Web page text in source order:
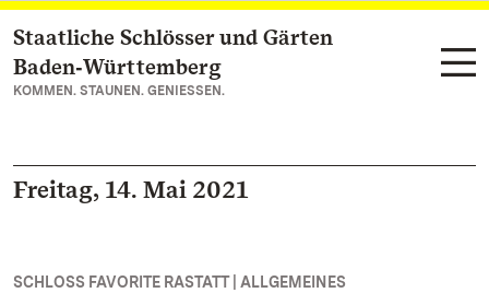
Zum Hauptinhalt springen
Staatliche Schlösser und Gärten
Baden‑Württemberg
KOMMEN. STAUNEN. GENIESSEN.
Freitag, 14. Mai 2021
SCHLOSS FAVORITE RASTATT | ALLGEMEINES